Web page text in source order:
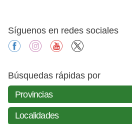
Síguenos en redes sociales
facebookinstagramyoutube
Búsquedas rápidas por